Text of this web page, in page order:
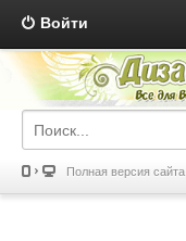
Войти
Полная версия сайта